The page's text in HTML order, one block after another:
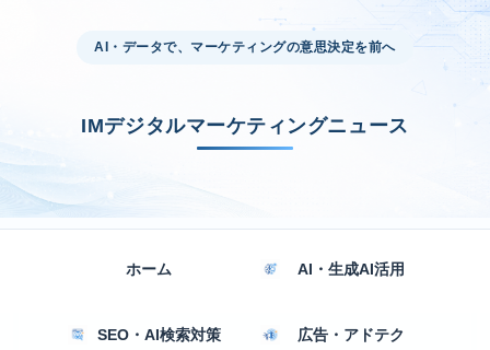
AI・データで、マーケティングの意思決定を前へ
IMデジタルマーケティングニュース
ホーム AI・生成AI活用
SEO・AI検索対策 広告・アドテク